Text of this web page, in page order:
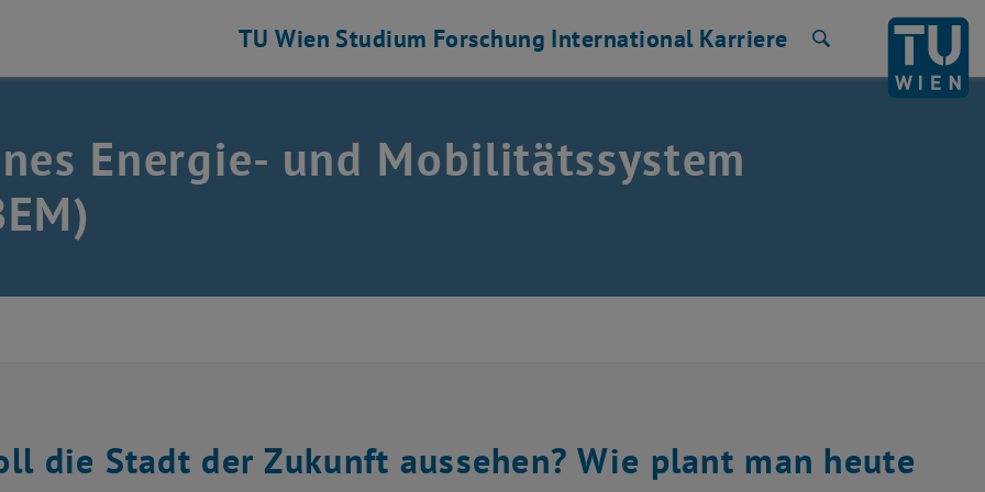
TU Wien Studium Forschung International Karriere
Energie- und Mobilitätssystem
die Stadt der Zukunft aussehen? Wie plant man heute